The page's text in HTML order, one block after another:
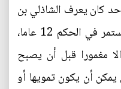
كان يعرف الشاذلي بن
جديد قبل أن يحكم الجزائر ويستمر في الحكم 12 عاما،
مغمورا قبل أن يصبح
يمكن أن يكون تمويها أو